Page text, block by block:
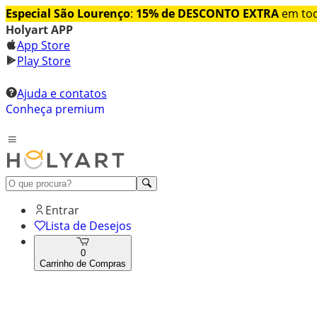
Especial São Lourenço: 15% de DESCONTO EXTRA em
Holyart APP
App Store
Play Store
Ajuda e contatos
Conheça premium
Entrar
Lista de Desejos
0
Carrinho de Compras